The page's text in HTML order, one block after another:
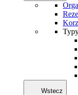
Wstecz